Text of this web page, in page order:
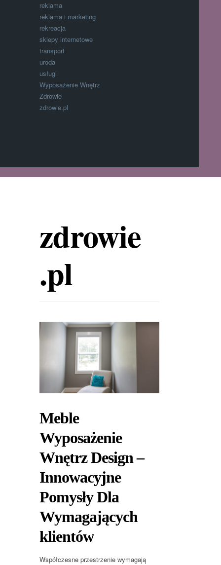
reklama
reklama i marketing
rekreacja
sklepy internetowe
transport
uroda
usługi
Wyposażenie Wnętrz
Zdrowie
zdrowie.pl
zdrowie
.pl
Meble
Wyposażenie
Wnętrz Design –
Innowacyjne
Pomysły Dla
Wymagających
klientów
Współczesne przestrzenie wymagają